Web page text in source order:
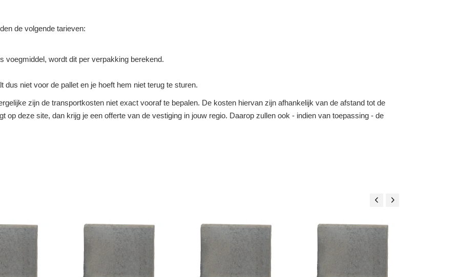
de volgende tarieven:
voegmiddel, wordt dit per verpakking berekend.
dus niet voor de pallet en je hoeft hem niet terug te sturen.
zijn de transportkosten niet exact vooraf te bepalen. De kosten hiervan zijn afhankelijk van de afstand tot de
op deze site, dan krijg je een offerte van de vestiging in jouw regio. Daarop zullen ook - indien van toepassing - de